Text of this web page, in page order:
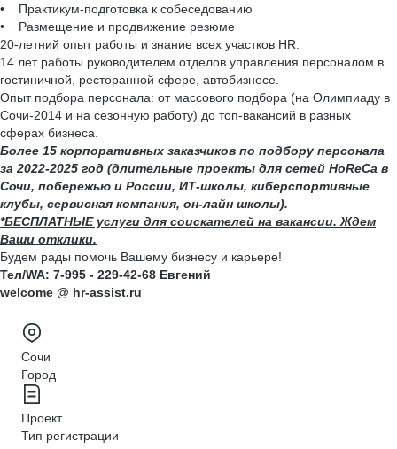
• Практикум-подготовка к собеседованию
• Размещение и продвижение резюме
20-летний опыт работы и знание всех участков HR.
14 лет работы руководителем отделов управления персоналом в
гостиничной, ресторанной сфере, автобизнесе.
Опыт подбора персонала: от массового подбора (на Олимпиаду в
Сочи-2014 и на сезонную работу) до топ-вакансий в разных
сферах бизнеса.
Более 15 корпоративных заказчиков по подбору персонала
за 2022-2025 год (длительные проекты для сетей HoReCa в
Сочи, побережью и России, ИТ-школы, киберспортивные
клубы, сервисная компания, он-лайн школы).
*БЕСПЛАТНЫЕ услуги для соискателей на вакансии. Ждем
Ваши отклики.
Будем рады помочь Вашему бизнесу и карьере!
Тел/WA: 7-995 - 229-42-68 Евгений
welcome @ hr-assist.ru
Сочи
Город
Проект
Тип регистрации